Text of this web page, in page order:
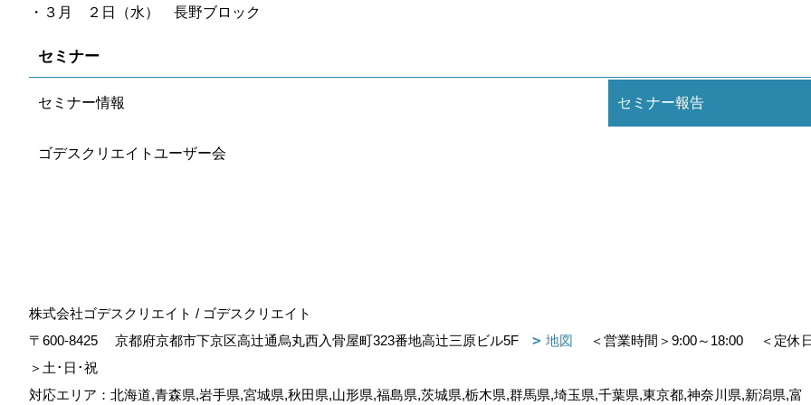
・３月 ２日（水） 長野ブロック
セミナー
セミナー情報 セミナー報告
ゴデスクリエイトユーザー会
株式会社ゴデスクリエイト / ゴデスクリエイト
〒600-8425
京都府京都市下京区高辻通烏丸西入骨屋町323番地高辻三原ビル5F 地図 ＜営業時間＞9:00～18:00
＜定休
＞土･日･祝
対応エリア：北海道,青森県,岩手県,宮城県,秋田県,山形県,福島県,茨城県,栃木県,群馬県,埼玉県,千葉県,東京都,神奈川県,新潟県,富